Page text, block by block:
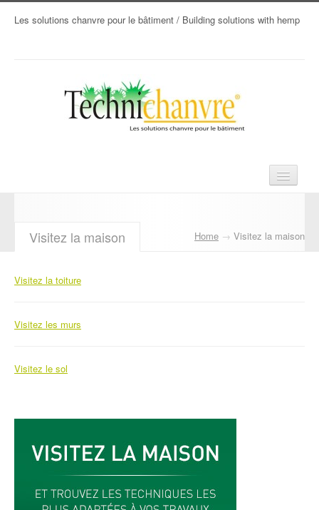
Les solutions chanvre pour le bâtiment / Building solutions with hemp
Produits chanvre
Autres isolants et produits
Visitez la maison Home → Visitez la maison
Visitez la toiture
Visitez les murs
Visitez le sol